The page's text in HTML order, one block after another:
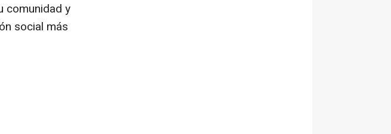
comunidad y
social más